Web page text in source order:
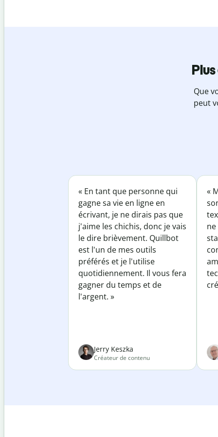
Que
peut
« En tant que personne qui
gagne sa vie en ligne en
écrivant, je ne dirais pas que
j'aime les chichis, donc je vais
le dire brièvement. Quillbot
est l'un de mes outils
préférés et je l'utilise
quotidiennement. Il vous fera
gagner du temps et de
l'argent. »
Jerry Keszka
Créateur de contenu
«